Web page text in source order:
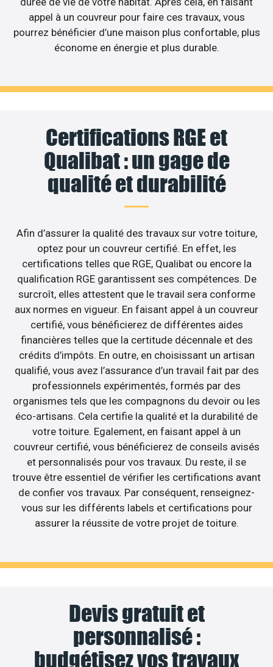
appel à un couvreur pour faire ces travaux, vous
pourrez bénéficier d’une maison plus confortable, plus
économe en énergie et plus durable.
Certifications RGE et
Qualibat : un gage de
qualité et durabilité
Afin d’assurer la qualité des travaux sur votre toiture,
optez pour un couvreur certifié. En effet, les
certifications telles que RGE, Qualibat ou encore la
qualification RGE garantissent ses compétences. De
surcroît, elles attestent que le travail sera conforme
aux normes en vigueur. En faisant appel à un couvreur
certifié, vous bénéficierez de différentes aides
financières telles que la certitude décennale et des
crédits d’impôts. En outre, en choisissant un artisan
qualifié, vous avez l’assurance d’un travail fait par des
professionnels expérimentés, formés par des
organismes tels que les compagnons du devoir ou les
éco-artisans. Cela certifie la qualité et la durabilité de
votre toiture. Egalement, en faisant appel à un
couvreur certifié, vous bénéficierez de conseils avisés
et personnalisés pour vos travaux. Du reste, il se
trouve être essentiel de vérifier les certifications avant
de confier vos travaux. Par conséquent, renseignez-
vous sur les différents labels et certifications pour
assurer la réussite de votre projet de toiture.
Devis gratuit et
personnalisé :
budgétisez vos travaux